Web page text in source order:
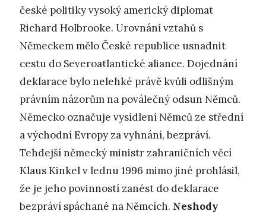
české politiky vysoký americký diplomat
Richard Holbrooke. Urovnání vztahů s
Německem mělo České republice usnadnit
cestu do Severoatlantické aliance. Dojednání
deklarace bylo nelehké právě kvůli odlišným
právním názorům na poválečný odsun Němců.
Německo označuje vysídlení Němců ze střední
a východní Evropy za vyhnání, bezpráví.
Tehdejší německý ministr zahraničních věcí
Klaus Kinkel v lednu 1996 mimo jiné prohlásil,
že je jeho povinností zanést do deklarace
bezpráví spáchané na Němcích. Neshody